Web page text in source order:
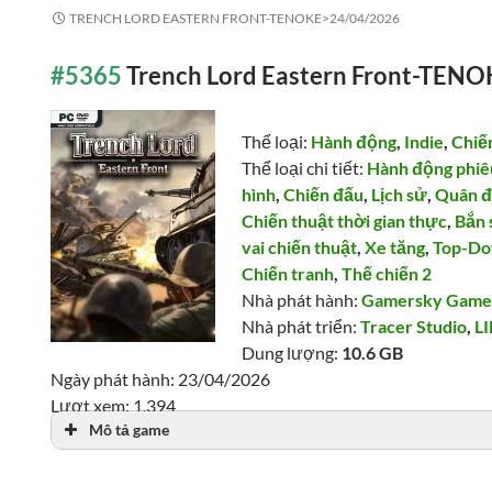
TRENCH LORD EASTERN FRONT-TENOKE>24/04/2026
#5365Trench Lord Eastern Front-
Thể loại: Hành động, Indie,
Thể loại chi tiết: Hành động
hình,Chiến đấu, Lịch sử,Quân
Chiến thuật thời gian thực, Bắn
vai chiến thuật,Xe tăng,Top-
Chiến tranh,Thế chiến 2
Nhà phát hành:Gamersky
Nhà phát triển:Tracer Studio,
Dung lượng: 10.6 GB
Ngày phát hành: 23/04/2026
Lượt xem: 1,394
Mô tả game